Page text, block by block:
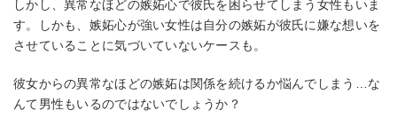
しかし、異常なほどの嫉妬心で彼氏を困らせてしまう女性もいま
す。しかも、嫉妬心が強い女性は自分の嫉妬が彼氏に嫌な想いを
させていることに気づいていないケースも。
彼女からの異常なほどの嫉妬は関係を続けるか悩んでしまう…な
んて男性もいるのではないでしょうか？